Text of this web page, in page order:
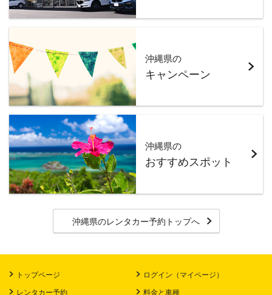
沖縄県の
キャンペーン
沖縄県の
おすすめスポット
沖縄県のレンタカー予約トップへ
トップページ
ログイン（マイページ）
レンタカー予約
料金と車種